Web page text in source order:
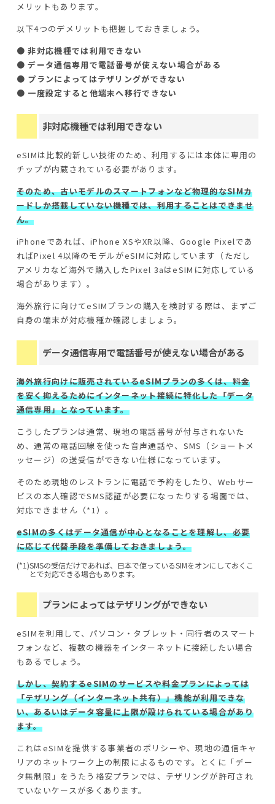
メリットもあります。
以下4つのデメリットも把握しておきましょう。
● 非対応機種では利用できない
● データ通信専用で電話番号が使えない場合がある
● プランによってはテザリングができない
● 一度設定すると他端末へ移行できない
非対応機種では利用できない
eSIMは比較的新しい技術のため、利用するには本体に専用の
チップが内蔵されている必要があります。
そのため、古いモデルのスマートフォンなど物理的なSIMカ
ードしか搭載していない機種では、利用することはできませ
ん。
iPhoneであれば、iPhone XSやXR以降、Google Pixelであ
ればPixel 4以降のモデルがeSIMに対応しています（ただし
アメリカなど海外で購入したPixel 3aはeSIMに対応している
場合があります）。
海外旅行に向けてeSIMプランの購入を検討する際は、まずご
自身の端末が対応機種か確認しましょう。
データ通信専用で電話番号が使えない場合がある
海外旅行向けに販売されているeSIMプランの多くは、料金
を安く抑えるためにインターネット接続に特化した「データ
通信専用」となっています。
こうしたプランは通常、現地の電話番号が付与されないた
め、通常の電話回線を使った音声通話や、SMS（ショートメ
ッセージ）の送受信ができない仕様になっています。
そのため現地のレストランに電話で予約をしたり、Webサー
ビスの本人確認でSMS認証が必要になったりする場面では、
対応できません（*1）。
eSIMの多くはデータ通信が中心となることを理解し、必要
に応じて代替手段を準備しておきましょう。
(*1)SMSの受信だけであれば、日本で使っているSIMをオンにしておくこ
とで対応できる場合もあります。
プランによってはテザリングができない
eSIMを利用して、パソコン・タブレット・同行者のスマート
フォンなど、複数の機器をインターネットに接続したい場合
もあるでしょう。
しかし、契約するeSIMのサービスや料金プランによっては
「テザリング（インターネット共有）」機能が利用できな
い、あるいはデータ容量に上限が設けられている場合があり
ます。
これはeSIMを提供する事業者のポリシーや、現地の通信キャ
リアのネットワーク上の制限によるものです。とくに「デー
タ無制限」をうたう格安プランでは、テザリングが許可され
ていないケースが多くあります。